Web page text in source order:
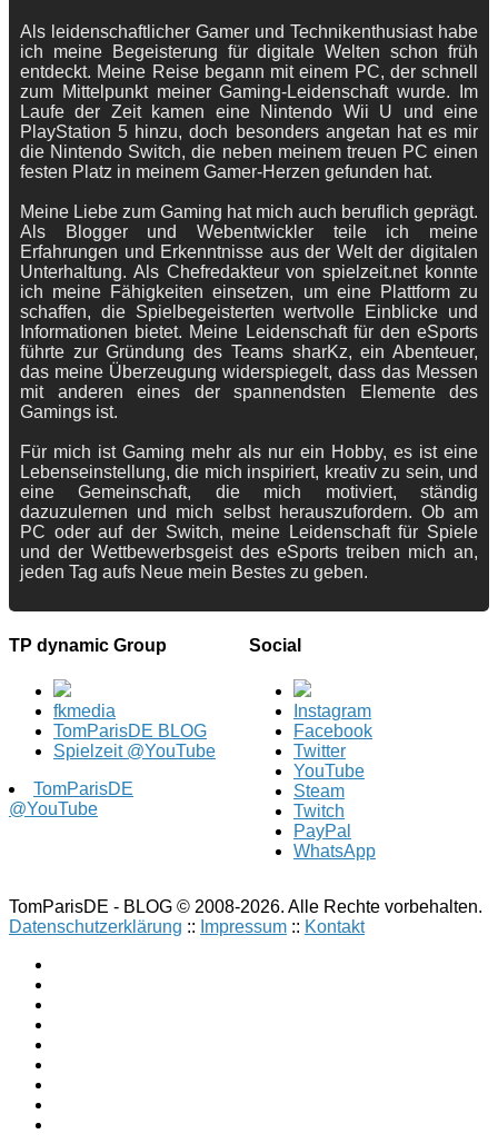
Als leidenschaftlicher Gamer und Technikenthusiast habe
ich meine Begeisterung für digitale Welten schon früh
entdeckt. Meine Reise begann mit einem PC, der schnell
zum Mittelpunkt meiner Gaming-Leidenschaft wurde. Im
Laufe der Zeit kamen eine Nintendo Wii U und eine
PlayStation 5 hinzu, doch besonders angetan hat es mir
die Nintendo Switch, die neben meinem treuen PC einen
festen Platz in meinem Gamer-Herzen gefunden hat.
Meine Liebe zum Gaming hat mich auch beruflich geprägt.
Als Blogger und Webentwickler teile ich meine
Erfahrungen und Erkenntnisse aus der Welt der digitalen
Unterhaltung. Als Chefredakteur von spielzeit.net konnte
ich meine Fähigkeiten einsetzen, um eine Plattform zu
schaffen, die Spielbegeisterten wertvolle Einblicke und
Informationen bietet. Meine Leidenschaft für den eSports
führte zur Gründung des Teams sharKz, ein Abenteuer,
das meine Überzeugung widerspiegelt, dass das Messen
mit anderen eines der spannendsten Elemente des
Gamings ist.
Für mich ist Gaming mehr als nur ein Hobby, es ist eine
Lebenseinstellung, die mich inspiriert, kreativ zu sein, und
eine Gemeinschaft, die mich motiviert, ständig
dazuzulernen und mich selbst herauszufordern. Ob am
PC oder auf der Switch, meine Leidenschaft für Spiele
und der Wettbewerbsgeist des eSports treiben mich an,
jeden Tag aufs Neue mein Bestes zu geben.
TP dynamic Group
fkmedia
TomParisDE BLOG
Spielzeit @YouTube
TomParisDE
@YouTube
Social
Instagram
Facebook
Twitter
YouTube
Steam
Twitch
PayPal
WhatsApp
TomParisDE - BLOG © 2008-2026. Alle Rechte vorbehalten.
Datenschutzerklärung :: Impressum :: Kontakt